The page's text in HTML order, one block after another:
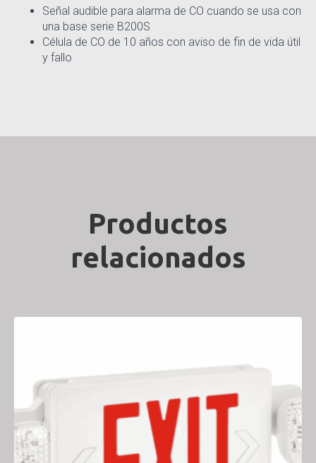
Señal audible para alarma de CO cuando se usa con
una base serie B200S
Célula de CO de 10 años con aviso de fin de vida útil
y fallo
Productos
relacionados